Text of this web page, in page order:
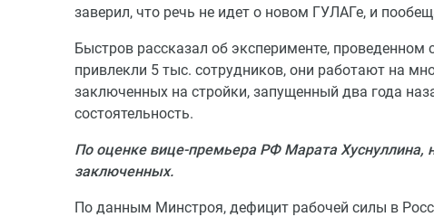
заверил, что речь не идет о новом ГУЛАГе, и
Быстров рассказал об эксперименте,
привлекли 5 тыс. сотрудников, они работают на
заключенных на стройки, запущенный два года
состоятельность.
По оценке вице-премьера РФ Марата Хуснуллина,
заключенных.
По данным Минстроя, дефицит рабочей силы в